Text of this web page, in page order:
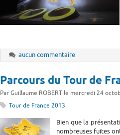
aucun commentaire
Parcours du Tour de
Par Guillaume ROBERT le mercredi 24
Tour de France 2013
Bien que la
nombreuses fuites